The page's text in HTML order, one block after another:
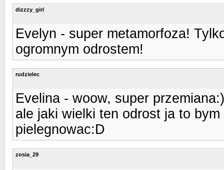
dizzzy_girl
Evelyn - super metamorfoza!
ogromnym odrostem!
rudzielec
Evelina - woow, super przemiana:)
ale jaki wielki ten odrost ja to
pielegnowac:D
zosia_29